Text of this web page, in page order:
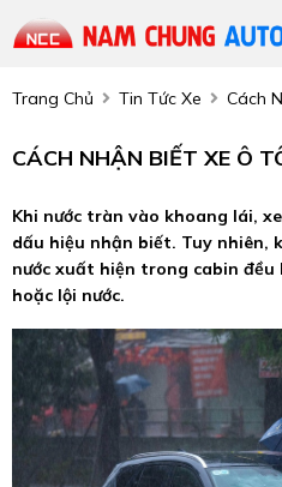
Trang Chủ Tin Tức Xe Cách
CÁCH NHẬN BIẾT XE Ô
Khi nước tràn vào khoang lái,
dấu hiệu nhận biết. Tuy nhiên,
nước xuất hiện trong cabin
hoặc lội nước.